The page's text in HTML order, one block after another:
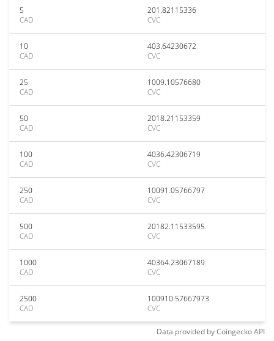
5
CAD
201.82115336
CVC
10
CAD
403.64230672
CVC
25
CAD
1009.10576680
CVC
50
CAD
2018.21153359
CVC
100
CAD
4036.42306719
CVC
250
CAD
10091.05766797
CVC
500
CAD
20182.11533595
CVC
1000
CAD
40364.23067189
CVC
2500
CAD
100910.57667973
CVC
Data provided byCoingeckoAPI